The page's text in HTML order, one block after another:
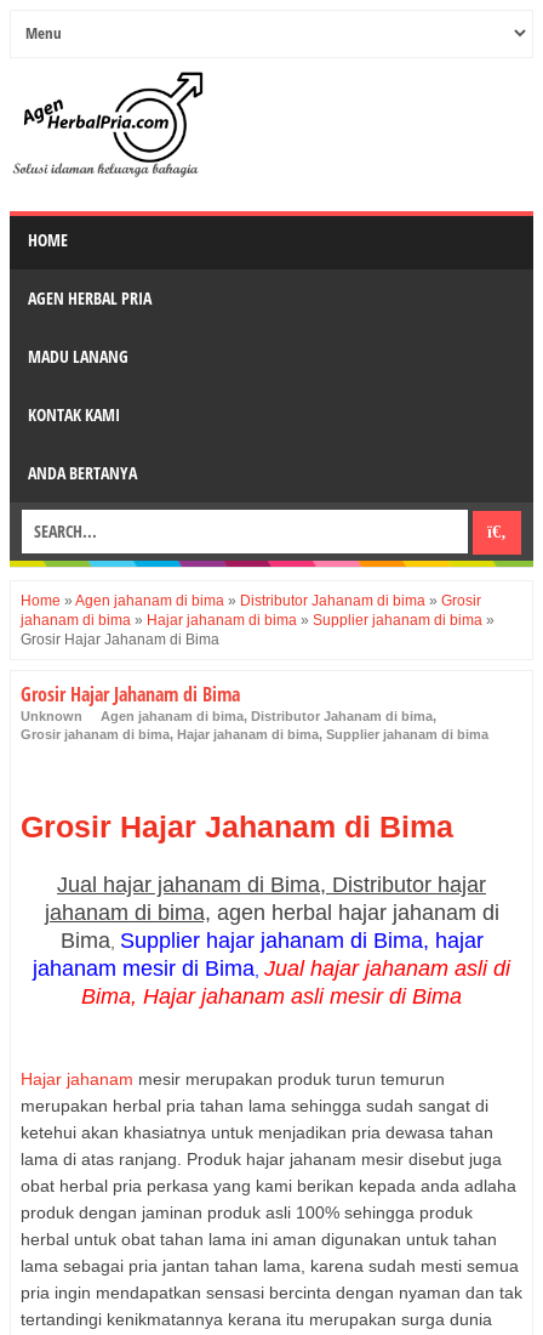
HOME
AGEN HERBAL PRIA
MADU LANANG
KONTAK KAMI
ANDA BERTANYA
Home » Agen jahanam di bima » Distributor Jahanam di bima » Grosir
jahanam di bima » Hajar jahanam di bima » Supplier jahanam di bima »
Grosir Hajar Jahanam di Bima
Grosir Hajar Jahanam di Bima
Unknown Agen jahanam di bima, Distributor Jahanam di bima,
Grosir jahanam di bima, Hajar jahanam di bima, Supplier jahanam di bima
Grosir Hajar Jahanam di Bima
Jual hajar jahanam di Bima, Distributor hajar
jahanam di bima, agen herbal hajar jahanam di
Bima Supplier hajar jahanam di Bima, hajar
jahanam mesir di Bima Jual hajar jahanam asli di
Bima, Hajar jahanam asli mesir di Bima
Hajar jahanam mesir merupakan produk turun temurun
merupakan herbal pria tahan lama sehingga sudah sangat di
ketehui akan khasiatnya untuk menjadikan pria dewasa tahan
lama di atas ranjang. Produk hajar jahanam mesir disebut juga
obat herbal pria perkasa yang kami berikan kepada anda adlaha
produk dengan jaminan produk asli 100% sehingga produk
herbal untuk obat tahan lama ini aman digunakan untuk tahan
lama sebagai pria jantan tahan lama, karena sudah mesti semua
pria ingin mendapatkan sensasi bercinta dengan nyaman dan tak
tertandingi kenikmatannya kerana itu merupakan surga dunia